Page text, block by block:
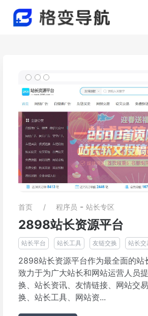
首页 程序员 - 站长专区
2898站长资源平台
站长平台 站长工具 友链交换 站长交
2898站长资源平台作为最全面的站
致力于为广大站长和网站运营人员
换、站长资讯、友情链接、网站交
换、站长工具、网站资...